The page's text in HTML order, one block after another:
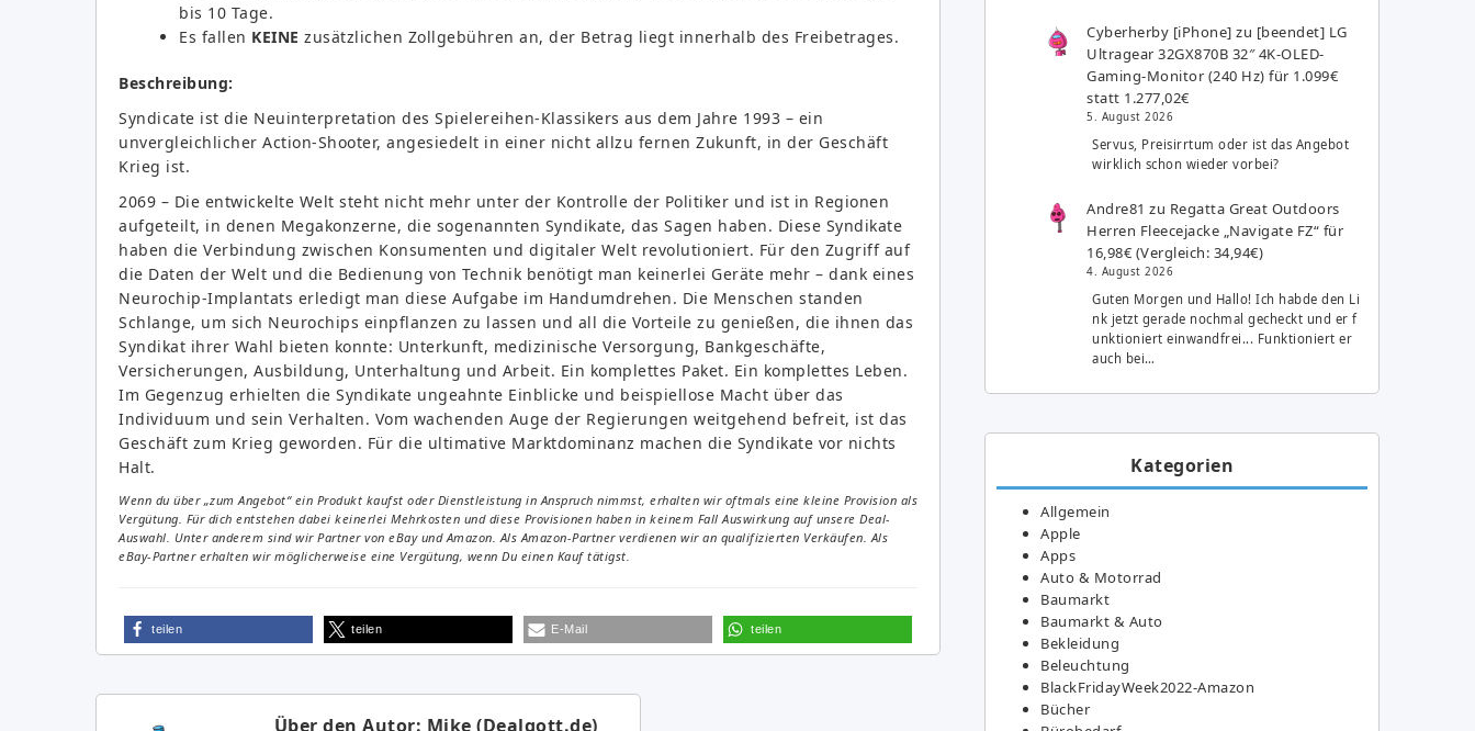
bis 10 Tage.
Es fallen KEINE zusätzlichen Zollgebühren an, der Betrag liegt innerhalb des Freibetrages.
Beschreibung:
Syndicate ist die Neuinterpretation des Spielereihen-Klassikers aus dem Jahre 1993 – ein
unvergleichlicher Action-Shooter, angesiedelt in einer nicht allzu fernen Zukunft, in der Geschäft
Krieg ist.
2069 – Die entwickelte Welt steht nicht mehr unter der Kontrolle der Politiker und ist in Regionen
aufgeteilt, in denen Megakonzerne, die sogenannten Syndikate, das Sagen haben. Diese Syndikate
haben die Verbindung zwischen Konsumenten und digitaler Welt revolutioniert. Für den Zugriff auf
die Daten der Welt und die Bedienung von Technik benötigt man keinerlei Geräte mehr – dank eines
Neurochip-Implantats erledigt man diese Aufgabe im Handumdrehen. Die Menschen standen
Schlange, um sich Neurochips einpflanzen zu lassen und all die Vorteile zu genießen, die ihnen das
Syndikat ihrer Wahl bieten konnte: Unterkunft, medizinische Versorgung, Bankgeschäfte,
Versicherungen, Ausbildung, Unterhaltung und Arbeit. Ein komplettes Paket. Ein komplettes Leben.
Im Gegenzug erhielten die Syndikate ungeahnte Einblicke und beispiellose Macht über das
Individuum und sein Verhalten. Vom wachenden Auge der Regierungen weitgehend befreit, ist das
Geschäft zum Krieg geworden. Für die ultimative Marktdominanz machen die Syndikate vor nichts
Halt.
Wenn du über „zum Angebot“ ein Produkt kaufst oder Dienstleistung in Anspruch nimmst, erhalten wir oftmals eine kleine Provision als
Vergütung. Für dich entstehen dabei keinerlei Mehrkosten und diese Provisionen haben in keinem Fall Auswirkung auf unsere Deal-
Auswahl. Unter anderem sind wir Partner von eBay und Amazon. Als Amazon-Partner verdienen wir an qualifizierten Verkäufen. Als
eBay-Partner erhalten wir möglicherweise eine Vergütung, wenn Du einen Kauf tätigst.
teilen teilen E-Mail teilen
Über den Autor: Mike (Dealgott.de)
Cyberherby [iPhone] zu [beendet] LG
Ultragear 32GX870B 32″ 4K-OLED-
Gaming-Monitor (240 Hz) für 1.099€
statt 1.277,02€
5. August 2026
Servus, Preisirrtum oder ist das Angebot
wirklich schon wieder vorbei?
Andre81 zu Regatta Great Outdoors
Herren Fleecejacke „Navigate FZ“ für
16,98€ (Vergleich: 34,94€)
4. August 2026
Guten Morgen und Hallo! Ich habde den Li
nk jetzt gerade nochmal gecheckt und er f
unktioniert einwandfrei... Funktioniert er
auch bei…
Kategorien
Allgemein
Apple
Apps
Auto & Motorrad
Baumarkt
Baumarkt & Auto
Bekleidung
Beleuchtung
BlackFridayWeek2022-Amazon
Bücher